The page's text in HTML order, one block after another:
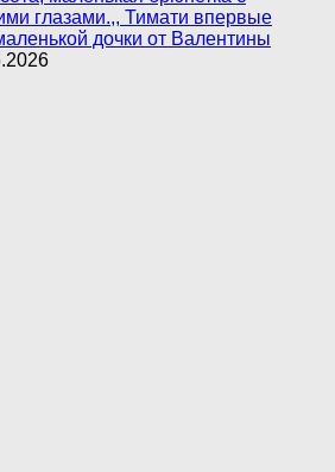
глазами.,, Тимати впервые
дочки от Валентины